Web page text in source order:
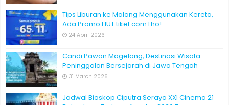
Tips Liburan ke Malang Menggunakan Kereta,
Ada Promo HUT tiket.com Lho!
24 April 2026
Candi Pawon Magelang, Destinasi Wisata
Peninggalan Bersejarah di Jawa Tengah
31 March 2026
Jadwal Bioskop Ciputra Seraya XXI Cinema 21